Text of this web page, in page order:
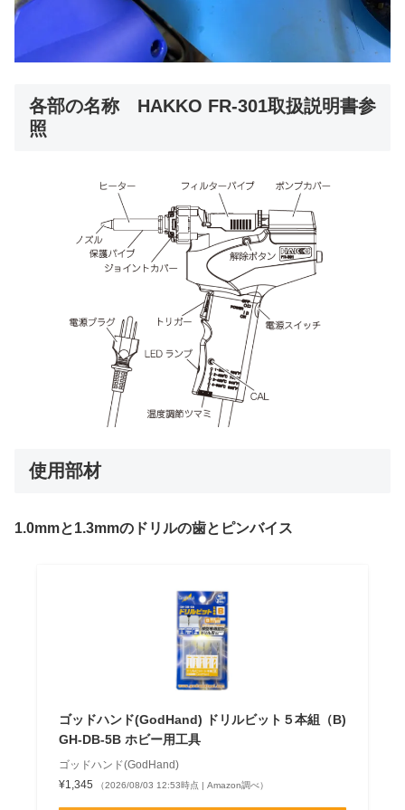
各部の名称 HAKKO FR-301取扱説明書参
照
使用部材
1.0mmと1.3mmのドリルの歯とピンバイス
ゴッドハンド(GodHand) ドリルビット５本組（B)
GH-DB-5B ホビー用工具
ゴッドハンド(GodHand)
¥1,345
（2026/08/03 12:53時点 | Amazon調べ）